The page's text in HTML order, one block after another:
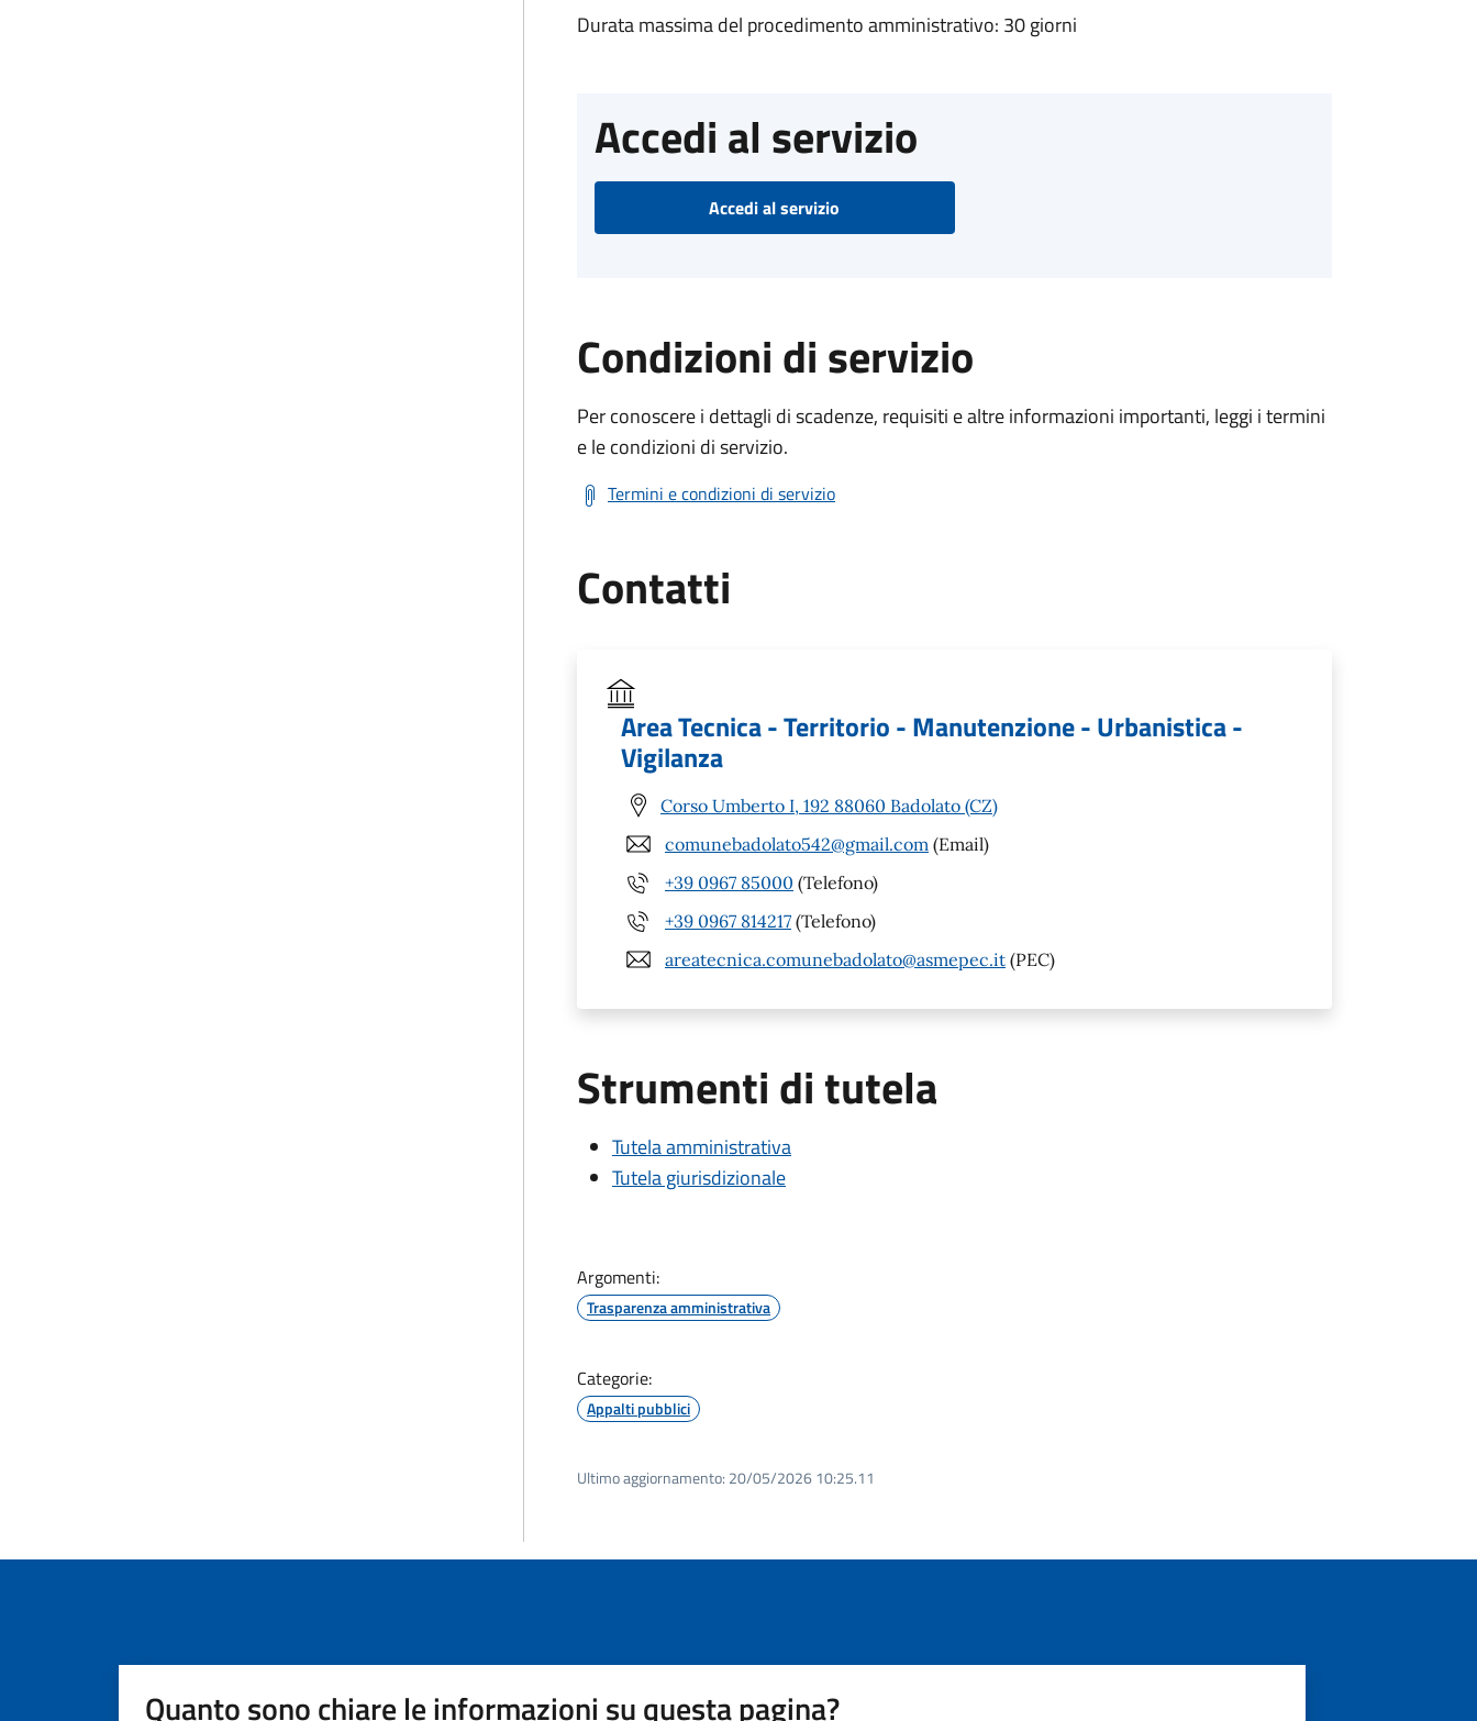
Durata massima del procedimento amministrativo: 30 giorni
Accedi al servizio
Accedi al servizio
Condizioni di servizio
Per conoscere i dettagli di scadenze, requisiti e altre informazioni importanti, leggi i termini
e le condizioni di servizio.
Termini e condizioni di servizio
Contatti
Area Tecnica - Territorio - Manutenzione - Urbanistica -
Vigilanza
Corso Umberto I, 192 88060 Badolato (CZ)
comunebadolato542@gmail.com (Email)
+39 0967 85000 (Telefono)
+39 0967 814217 (Telefono)
areatecnica.comunebadolato@asmepec.it (PEC)
Strumenti di tutela
Tutela amministrativa
Tutela giurisdizionale
Argomenti:
Trasparenza amministrativa
Categorie:
Appalti pubblici
Ultimo aggiornamento: 20/05/2026 10:25.11
Quanto sono chiare le informazioni su questa pagina?